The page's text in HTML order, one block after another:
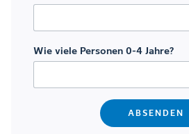
Wie viele Personen 0-4 Jahre?